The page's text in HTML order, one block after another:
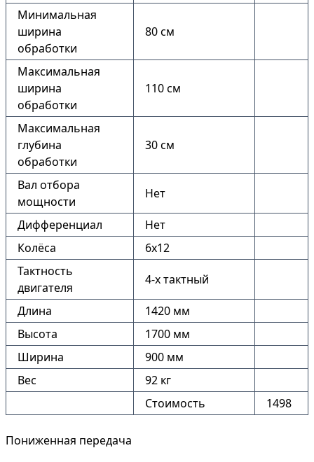
Минимальная
ширина
обработки
80 см
Максимальная
ширина
обработки
110 см
Максимальная
глубина
обработки
30 см
Вал отбора
мощности
Нет
Дифференциал
Нет
Колёса
6х12
Тактность
двигателя
4-х тактный
Длина
1420 мм
Высота
1700 мм
Ширина
900 мм
Вес
92 кг
Стоимость
1498
Пониженная передача